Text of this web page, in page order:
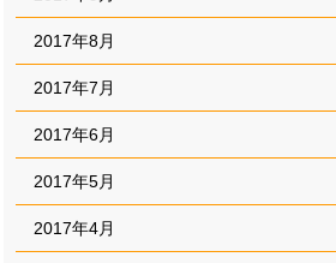
2017年8月
2017年7月
2017年6月
2017年5月
2017年4月